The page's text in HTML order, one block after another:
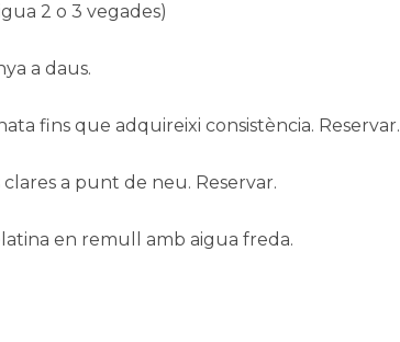
2 o 3 vegades)
a daus.
fins que adquireixi consistència. Reservar.
a punt de neu. Reservar.
en remull amb aigua freda.